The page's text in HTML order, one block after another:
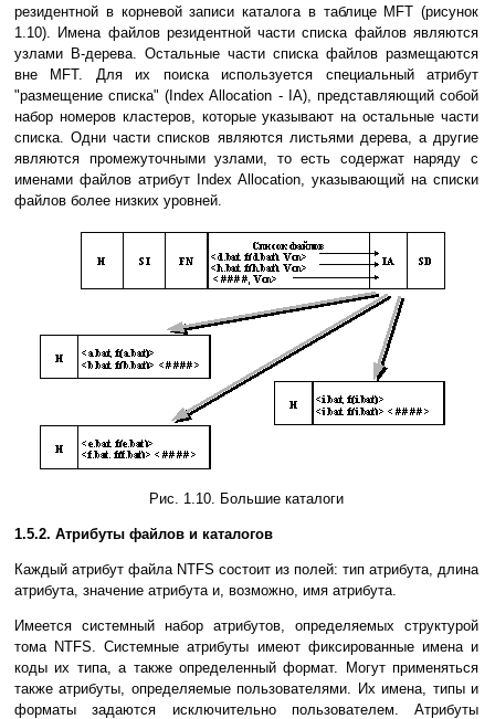
резидентной в корневой записи каталога в таблице MFT (рисунок
1.10). Имена файлов резидентной части списка файлов являются
узлами B-дерева. Остальные части списка файлов размещаются
вне MFT. Для их поиска используется специальный атрибут
"размещение списка" (Index Allocation - IA), представляющий собой
набор номеров кластеров, которые указывают на остальные части
списка. Одни части списков являются листьями дерева, а другие
являются промежуточными узлами, то есть содержат наряду с
именами файлов атрибут Index Allocation, указывающий на списки
файлов более низких уровней.
Рис. 1.10. Большие каталоги
1.5.2. Атрибуты файлов и каталогов
Каждый атрибут файла NTFS состоит из полей: тип атрибута, длина
атрибута, значение атрибута и, возможно, имя атрибута.
Имеется системный набор атрибутов, определяемых структурой
тома NTFS. Системные атрибуты имеют фиксированные имена и
коды их типа, а также определенный формат. Могут применяться
также атрибуты, определяемые пользователями. Их имена, типы и
форматы задаются исключительно пользователем. Атрибуты